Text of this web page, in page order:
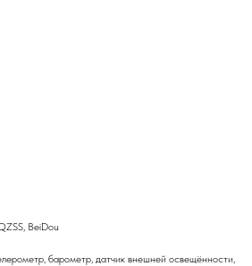
BeiDou
барометр, датчик внешней освещённости,